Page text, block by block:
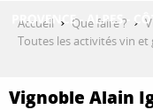
Accueil Que faire ?
Toutes les activités vin
Vignoble Alain